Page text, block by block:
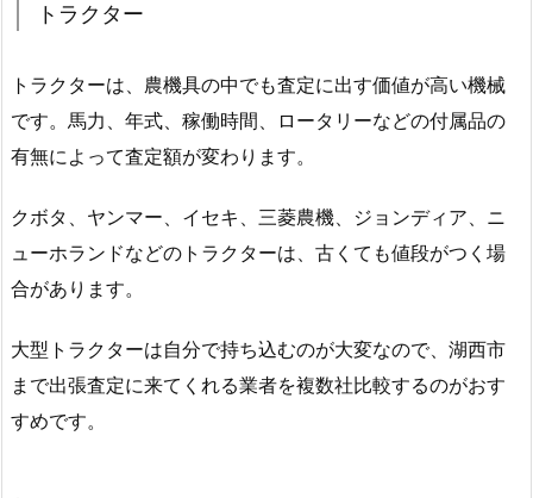
トラクター
トラクターは、農機具の中でも査定に出す価値が高い機械
です。馬力、年式、稼働時間、ロータリーなどの付属品の
有無によって査定額が変わります。
クボタ、ヤンマー、イセキ、三菱農機、ジョンディア、ニ
ューホランドなどのトラクターは、古くても値段がつく場
合があります。
大型トラクターは自分で持ち込むのが大変なので、湖西市
まで出張査定に来てくれる業者を複数社比較するのがおす
すめです。